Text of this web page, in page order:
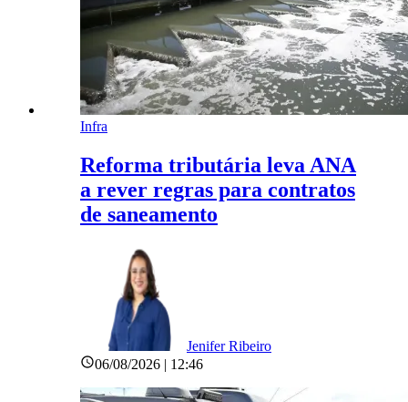
Infra
Reforma tributária leva ANA
a rever regras para contratos
de saneamento
Jenifer Ribeiro
06/08/2026 | 12:46